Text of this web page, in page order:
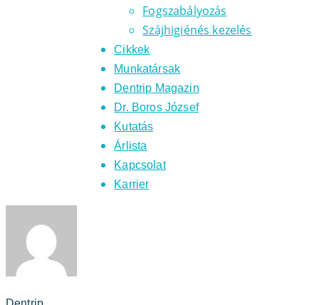
Fogszabályozás
Szájhigiénés kezelés
Cikkek
Munkatársak
Dentrip Magazin
Dr. Boros József
Kutatás
Árlista
Kapcsolat
Karrier